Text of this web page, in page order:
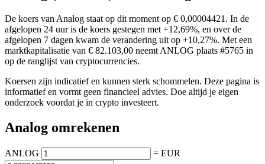
De koers van Analog staat op dit moment op € 0,00004421. In de
afgelopen 24 uur is de koers gestegen met +12,69%, en over de
afgelopen 7 dagen kwam de verandering uit op +10,27%. Met een
marktkapitalisatie van € 82.103,00 neemt ANLOG plaats #5765 in
op de ranglijst van cryptocurrencies.
Koersen zijn indicatief en kunnen sterk schommelen. Deze pagina is
informatief en vormt geen financieel advies. Doe altijd je eigen
onderzoek voordat je in crypto investeert.
Analog omrekenen
ANLOG = EUR